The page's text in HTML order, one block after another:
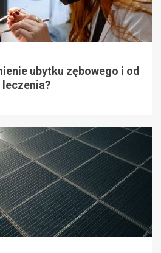
ubytku zębowego i od